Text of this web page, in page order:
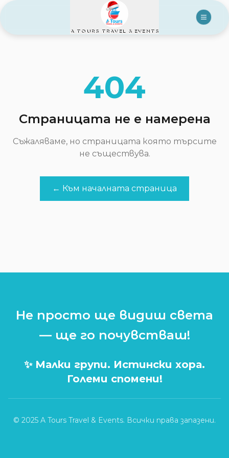
A TOURS TRAVEL & EVENTS
404
Страницата не е намерена
Съжаляваме, но страницата която търсите
не съществува.
← Към началната страница
Не просто ще видиш света
— ще го почувстваш!
✨ Малки групи. Истински хора.
Големи спомени!
© 2025 A Tours Travel & Events. Всички права запазени.